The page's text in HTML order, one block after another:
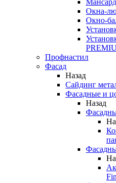
Окна-
Окно-
Профнастил
Фасад
Назад
Сайдинг
Фасадные и
Назад